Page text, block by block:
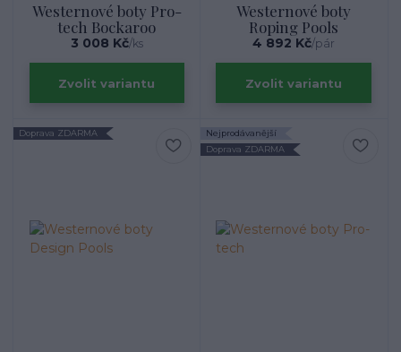
Westernové boty Pro-
tech Bockaroo
3 008 Kč/ks
Zvolit variantu
Westernové boty
Roping Pools
4 892 Kč/pár
Zvolit variantu
Doprava ZDARMA
Nejprodávanější
Doprava ZDARMA